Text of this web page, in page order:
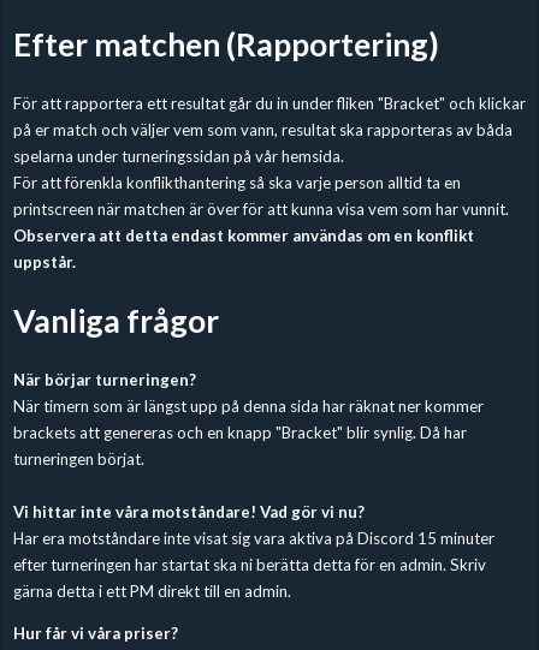
Efter matchen (Rapportering)
För att rapportera ett resultat går du in under fliken "Bracket" och klickar
på er match och väljer vem som vann, resultat ska rapporteras av båda
spelarna under turneringssidan på vår hemsida.
För att förenkla konflikthantering så ska varje person alltid ta en
printscreen när matchen är över för att kunna visa vem som har vunnit.
Observera att detta endast kommer användas om en konflikt
uppstår.
Vanliga frågor
När börjar turneringen?
När timern som är längst upp på denna sida har räknat ner kommer
brackets att genereras och en knapp "Bracket" blir synlig. Då har
turneringen börjat.
Vi hittar inte våra motståndare! Vad gör vi nu?
Har era motståndare inte visat sig vara aktiva på Discord 15 minuter
efter turneringen har startat ska ni berätta detta för en admin. Skriv
gärna detta i ett PM direkt till en admin.
Hur får vi våra priser?